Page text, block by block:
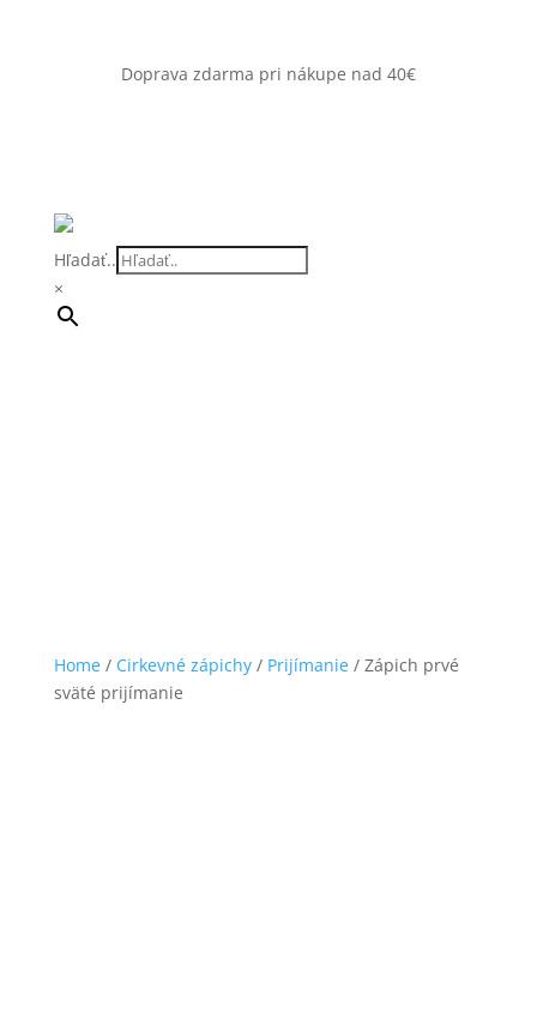
Doprava zdarma pri nákupe nad 40€
Hľadať..
×
Home/ Cirkevné zápichy/ Prijímanie/ Zápich prvé
sväté prijímanie